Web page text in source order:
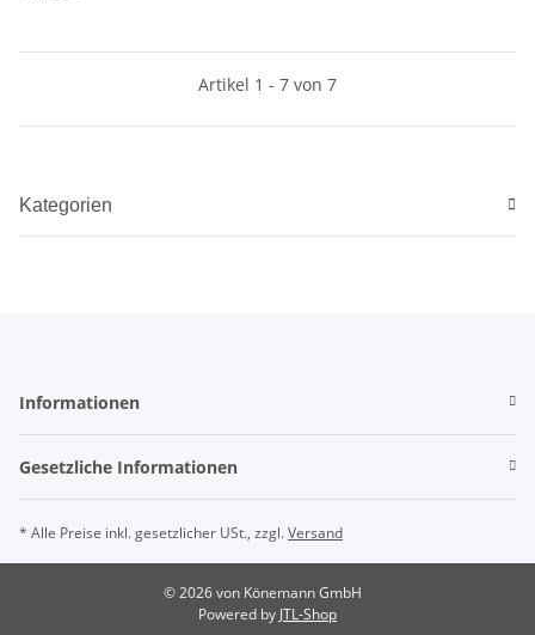
Artikel 1 - 7 von 7
Kategorien
Informationen
Gesetzliche Informationen
* Alle Preise inkl. gesetzlicher USt., zzgl.Versand
© 2026 von Könemann GmbH
Powered by JTL-Shop